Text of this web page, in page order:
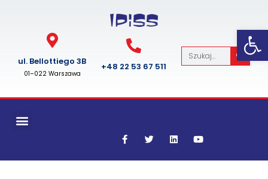
ul. Bel­lot­tiego 3B
01–022 Warszawa
+48 22 53 67 511